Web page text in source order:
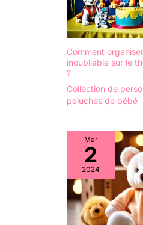
Comment
inoubliable sur le
?
Collection de
peluches de bébé
Mar
2
2024